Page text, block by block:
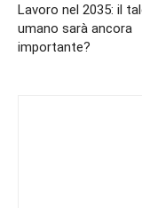
Lavoro nel 2035: il
umano sarà ancora
importante?